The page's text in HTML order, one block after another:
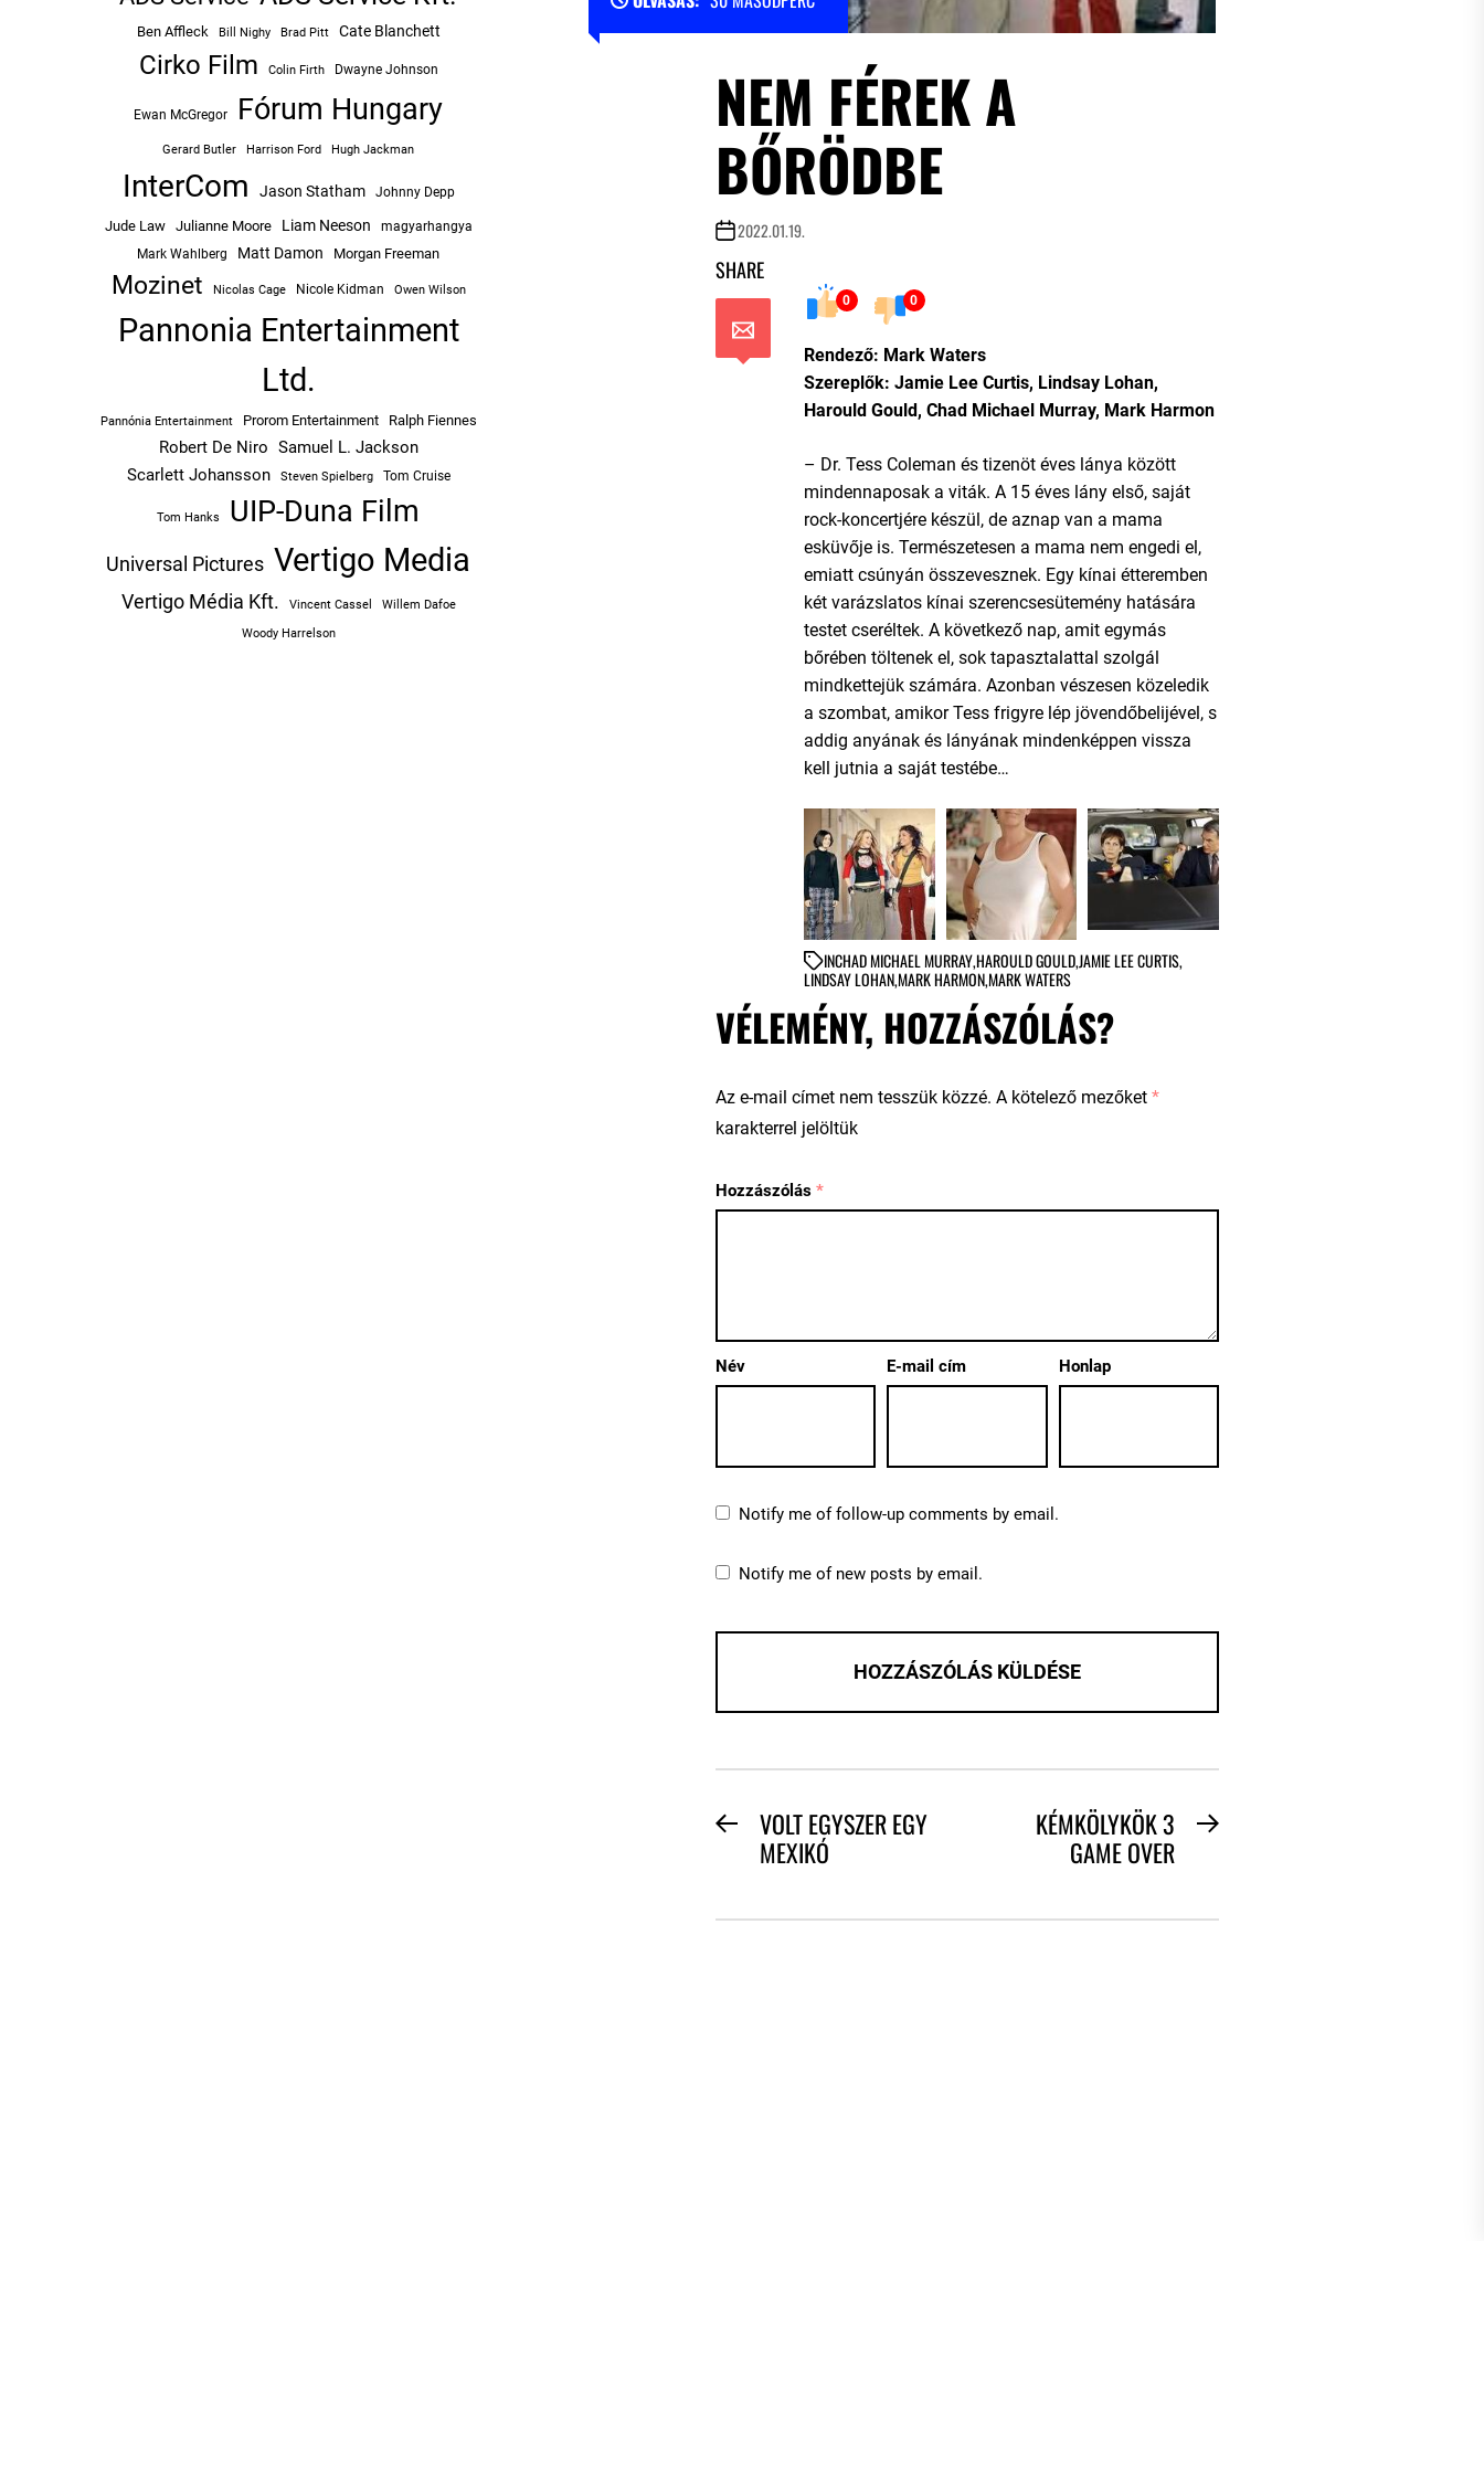
NEM FÉREK A
BŐRÖDBE
2022.01.19.
SHARE
0 0
Rendező: Mark Waters
Szereplők: Jamie Lee Curtis, Lindsay Lohan,
Harould Gould, Chad Michael Murray, Mark Harmon
– Dr. Tess Coleman és tizenöt éves lánya között
mindennaposak a viták. A 15 éves lány első, saját
rock-koncertjére készül, de aznap van a mama
esküvője is. Természetesen a mama nem engedi el,
emiatt csúnyán összevesznek. Egy kínai étteremben
két varázslatos kínai szerencsesütemény hatására
testet cseréltek. A következő nap, amit egymás
bőrében töltenek el, sok tapasztalattal szolgál
mindkettejük számára. Azonban vészesen közeledik
a szombat, amikor Tess frigyre lép jövendőbelijével, s
addig anyának és lányának mindenképpen vissza
kell jutnia a saját testébe…
INCHAD MICHAEL MURRAY,HAROULD GOULD,JAMIE LEE CURTIS,
LINDSAY LOHAN,MARK HARMON,MARK WATERS
VÉLEMÉNY, HOZZÁSZÓLÁS?
Az e-mail címet nem tesszük közzé. A kötelező mezőket *
karakterrel jelöltük
Hozzászólás *
Név E-mail cím Honlap
Notify me of follow-up comments by email.
Notify me of new posts by email.
BEJEGYZÉS
NAVIGÁCIÓ
PreviousVOLT EGYSZER EGY
MEXIKÓ
Next
KÉMKÖLYKÖK 3
GAME OVER
Ben Affleck Bill Nighy Brad Pitt Cate Blanchett
Cirko Film Colin Firth Dwayne Johnson
Ewan McGregor Fórum Hungary
Gerard Butler Harrison Ford Hugh Jackman
InterCom Jason Statham Johnny Depp
Jude Law Julianne Moore Liam Neeson
magyarhangya
Mark Wahlberg
Matt Damon Morgan Freeman
Mozinet Nicolas Cage Nicole Kidman Owen Wilson
Pannonia Entertainment
Ltd.
Pannónia Entertainment Prorom Entertainment Ralph Fiennes
Robert De Niro Samuel L. Jackson
Scarlett Johansson
Steven Spielberg Tom Cruise
Tom Hanks UIP-Duna Film
Universal Pictures Vertigo Media
Vertigo Média Kft. Vincent Cassel
Willem Dafoe
Woody Harrelson